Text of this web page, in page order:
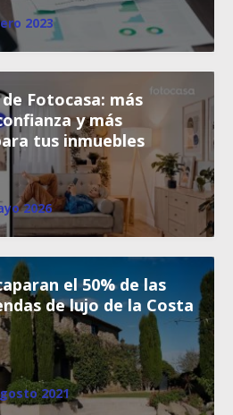
2023
Fotocasa: más
y más
tus inmuebles
2026
el 50% de las
de lujo de la Costa
2021